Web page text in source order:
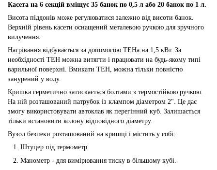
Касета на 6 секцій вміщує 35 банок по 0,5 л або 20 банок по 1 л.
Висота піддонів може регулюватися залежно від висоти банок.
Верхній рівень касети оснащений металевою ручкою для зручного
вилучення.
Нагрівання відбувається за допомогою ТЕНа на 1,5 кВт. За
необхідності ТЕН можна витягти і працювати на будь-якому типі
варильної поверхні. Вмикати ТЕН, можна тільки повністю
занурений у воду.
Кришка герметично затискається болтами з термостійкою ручкою.
На ній розташований патрубок із клампом діаметром 2". Це дає
змогу використовувати автоклав як перегінний куб. Залишається
тільки встановити колону відповідного діаметру.
Вузол безпеки розташований на кришці і містить у собі:
Штуцер під термометр.
Манометр - для вимірювання тиску в більшому кубі.